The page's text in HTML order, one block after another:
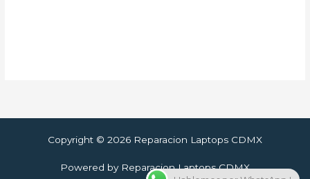
Copyright © 2026 Reparacion Laptops CDMX
Powered by Reparacion Laptops CDMX